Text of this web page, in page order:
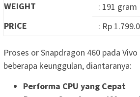
WEIGHT
: 191 gram
PRICE
: Rp
Proses or Snapdragon 460 pada
beberapa keunggulan, diantaranya:
Performa CPU yang Cepat